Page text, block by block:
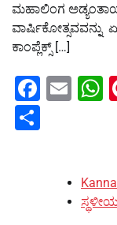
ಮಹಾಲಿಂಗ ಅಡ್ಯಂತಾಯ
ವಾರ್ಷಿಕೋತ್ಸವವನ್ನು
ಕಾಂಪ್ಲೆಕ್ಸ್ […]